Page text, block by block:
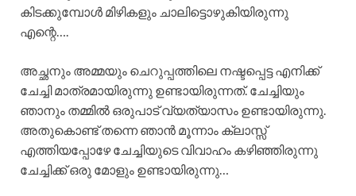
കിടക്കുമ്പോൾ മിഴികളും ചാലിട്ടൊഴുകിയിരുന്നു
എന്റെ….
അച്ഛനും അമ്മയും ചെറുപ്പത്തിലെ നഷ്ടപ്പെട്ട എനിക്ക്
ചേച്ചി മാത്രമായിരുന്നു ഉണ്ടായിരുന്നത്. ചേച്ചിയും
ഞാനും തമ്മിൽ ഒരുപാട് വ്യത്യാസം ഉണ്ടായിരുന്നു.
അതുകൊണ്ട് തന്നെ ഞാൻ മൂന്നാം ക്ലാസ്സ്
എത്തിയപ്പോഴേ ചേച്ചിയുടെ വിവാഹം കഴിഞ്ഞിരുന്നു
ചേച്ചിക്ക് ഒരു മോളും ഉണ്ടായിരുന്നു…